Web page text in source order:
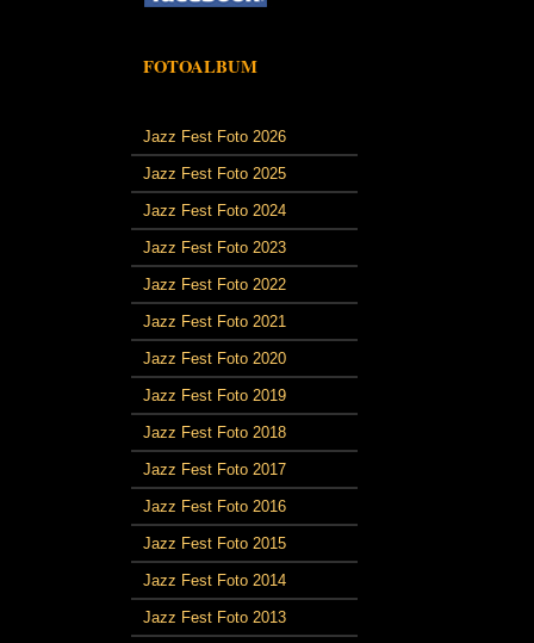
FOTOALBUM
Jazz Fest Foto 2026
Jazz Fest Foto 2025
Jazz Fest Foto 2024
Jazz Fest Foto 2023
Jazz Fest Foto 2022
Jazz Fest Foto 2021
Jazz Fest Foto 2020
Jazz Fest Foto 2019
Jazz Fest Foto 2018
Jazz Fest Foto 2017
Jazz Fest Foto 2016
Jazz Fest Foto 2015
Jazz Fest Foto 2014
Jazz Fest Foto 2013